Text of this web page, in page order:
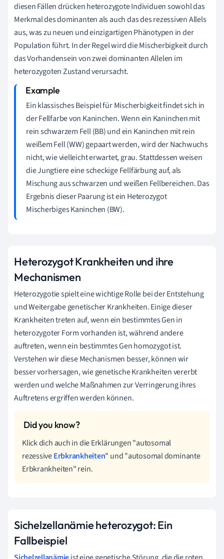
diesen Fällen drücken heterozygote Individuen sowohl das
Merkmal des dominanten als auch das des rezessiven Allels
aus, was zu neuen und einzigartigen Phänotypen in der
Population führt. In der Regel wird die Mischerbigkeit durch
das Vorhandensein von zwei dominanten Allelen im
heterozygoten Zustand verursacht.
Ein klassisches Beispiel für Mischerbigkeit findet sich in
der Fellfarbe von Kaninchen. Wenn ein Kaninchen mit
rein schwarzem Fell (BB) und ein Kaninchen mit rein
weißem Fell (WW) gepaart werden, wird der Nachwuchs
nicht, wie vielleicht erwartet, grau. Stattdessen weisen
die Jungtiere eine scheckige Fellfärbung auf, als
Mischung aus schwarzen und weißen Fellbereichen. Das
Ergebnis dieser Paarung ist ein Heterozygot
Mischerbiges Kaninchen (BW).
Heterozygot Krankheiten und ihre
Mechanismen
Heterozygotie spielt eine wichtige Rolle bei der Entstehung
und Weitergabe genetischer Krankheiten. Einige dieser
Krankheiten treten auf, wenn ein bestimmtes Gen in
heterozygoter Form vorhanden ist, während andere
auftreten, wenn ein bestimmtes Gen homozygot ist.
Verstehen wir diese Mechanismen besser, können wir
besser vorhersagen, wie genetische Krankheiten vererbt
werden und welche Maßnahmen zur Verringerung ihres
Auftretens ergriffen werden können.
Klick dich auch in die Erklärungen "autosomal
rezessiveErbkrankheiten" und "autosomal dominante
Erbkrankheiten" rein.
Sichelzellanämie heterozygot: Ein
Fallbeispiel